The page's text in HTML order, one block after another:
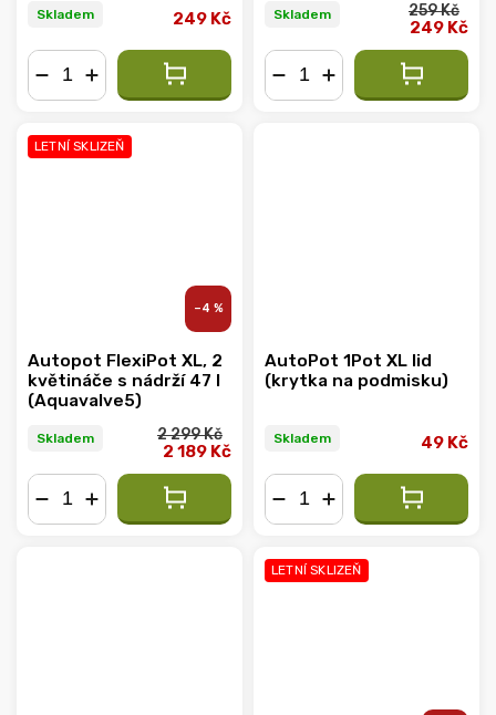
Skladem 249 Kč Skladem 259 Kč
249 Kč
LETNÍ SKLIZEŇ
–4 %
Autopot FlexiPot XL, 2
květináče s nádrží 47 l
(Aquavalve5)
Skladem 2 299 Kč
2 189 Kč
AutoPot 1Pot XL lid
(krytka na podmisku)
Skladem 49 Kč
LETNÍ SKLIZEŇ